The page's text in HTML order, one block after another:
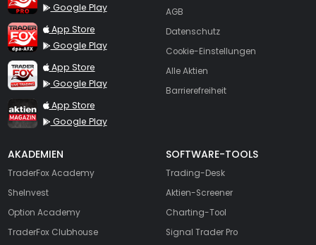
Google Play
TraderFox dpa-AFX ProFeed
App Store
Google Play
TraderFox Live Trading
App Store
Google Play
TraderFox aktien Magazin
App Store
Google Play
AGB
Datenschutz
Cookie-Einstellungen
Alle Aktien
Barrierefreiheit
AKADEMIEN
TraderFox Academy
SheInvest
Option Academy
TraderFox Clubhouse
SOFTWARE-TOOLS
Trading-Desk
Aktien-Screener
Charting-Tool
Signal Trader Pro